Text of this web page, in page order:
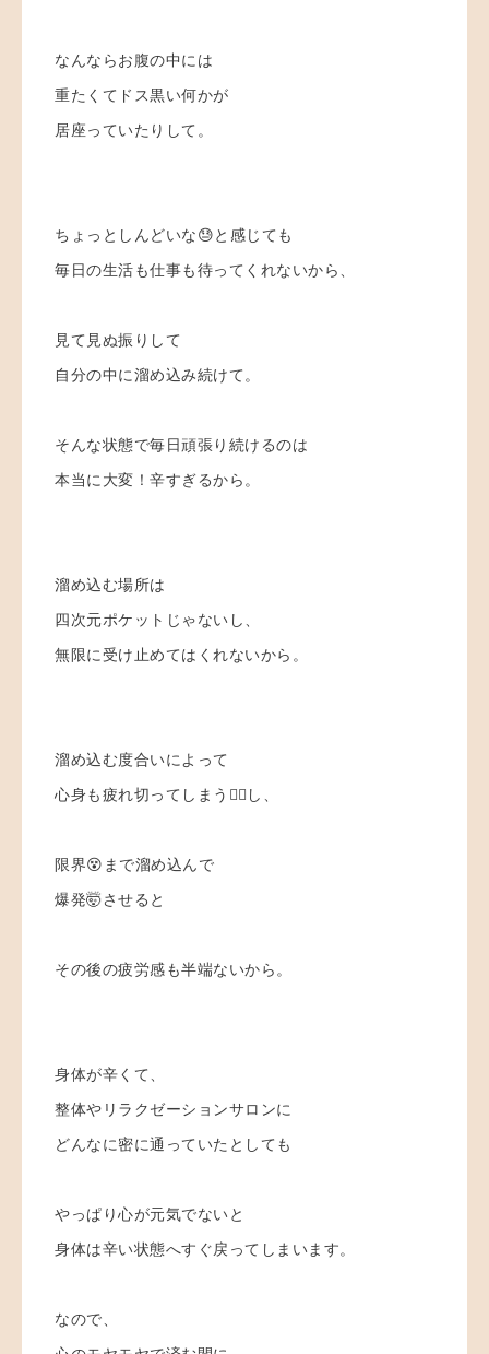
なんならお腹の中には
重たくてドス黒い何かが
居座っていたりして。
ちょっとしんどいな😓と感じても
毎日の生活も仕事も待ってくれないから、
見て見ぬ振りして
自分の中に溜め込み続けて。
そんな状態で毎日頑張り続けるのは
本当に大変！辛すぎるから。
溜め込む場所は
四次元ポケットじゃないし、
無限に受け止めてはくれないから。
溜め込む度合いによって
心身も疲れ切ってしまう😵‍💫し、
限界😵まで溜め込んで
爆発🤯させると
その後の疲労感も半端ないから。
身体が辛くて、
整体やリラクゼーションサロンに
どんなに密に通っていたとしても
やっぱり心が元気でないと
身体は辛い状態へすぐ戻ってしまいます。
なので、